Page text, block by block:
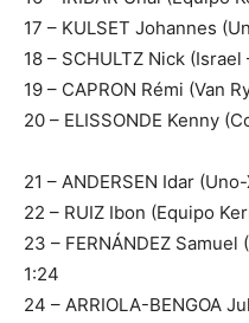
17 – KULSET Johannes
18 – SCHULTZ Nick
19 – CAPRON Rémi (Van
20 – ELISSONDE Kenny
21 – ANDERSEN Idar
22 – RUIZ Ibon (Equipo
23 – FERNÁNDEZ Samuel
1:24
24 – ARRIOLA-BENGOA